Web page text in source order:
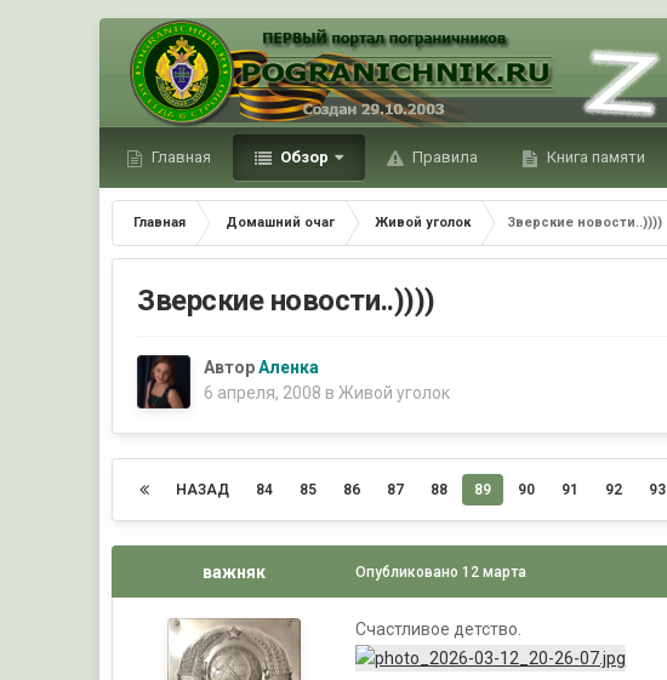
Главная Обзор Правила Книга памяти
Главная Домашний очаг Живой уголок Зверские новости..))))
Зверские новости..))))
АвторАленка
6 апреля, 2008 вЖивой уголок
НАЗАД 84 85 86 87 88 89 90 91 92 93
важняк Опубликовано12 марта
Счастливое детство.